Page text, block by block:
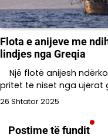
Flota e anijeve me
lindjes nga Greqia
Një flotë anijesh
pritet të niset nga ujërat
26 Shtator 2025
Postime të fundit